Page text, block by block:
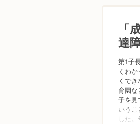
「
達
第1子
くわ
くで
育園な
子を見
いう
した